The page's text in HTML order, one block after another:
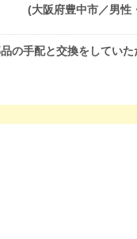
(大阪府豊中市／男性
の手配と交換をしていた